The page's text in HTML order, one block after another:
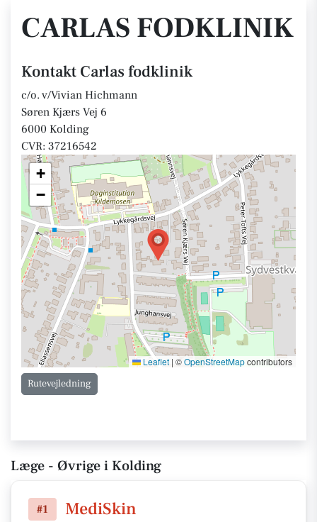
CARLAS FODKLINIK
Kontakt Carlas fodklinik
c/o. v/Vivian Hichmann
Søren Kjærs Vej 6
6000 Kolding
CVR: 37216542
+
−
Leaflet | ©OpenStreetMapcontributors
Rutevejledning
Læge - Øvrige i Kolding
#1 MediSkin